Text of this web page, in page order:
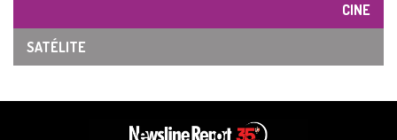
CINE
SATÉLITE